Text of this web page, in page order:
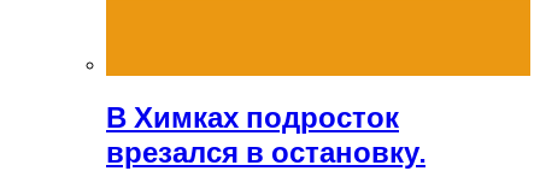
В Химках подросток
врезался в остановку.